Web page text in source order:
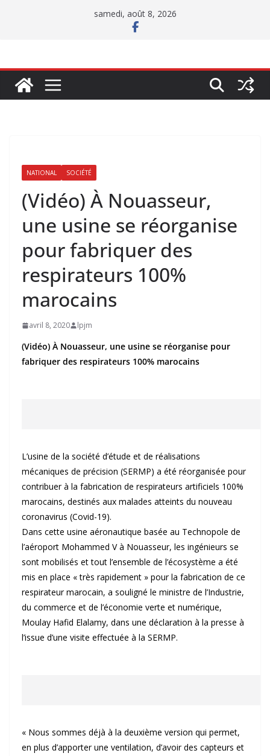
samedi, août 8, 2026
NATIONAL SOCIÉTÉ
(Vidéo) À Nouasseur,
une usine se réorganise
pour fabriquer des
respirateurs 100%
marocains
avril 8, 2020 lpjm
(Vidéo) À Nouasseur, une usine se réorganise pour
fabriquer des respirateurs 100% marocains
L’usine de la société d’étude et de réalisations
mécaniques de précision (SERMP) a été réorganisée pour
contribuer à la fabrication de respirateurs artificiels 100%
marocains, destinés aux malades atteints du nouveau
coronavirus (Covid-19).
Dans cette usine aéronautique basée au Technopole de
l’aéroport Mohammed V à Nouasseur, les ingénieurs se
sont mobilisés et tout l’ensemble de l’écosystème a été
mis en place « très rapidement » pour la fabrication de ce
respirateur marocain, a souligné le ministre de l’Industrie,
du commerce et de l’économie verte et numérique,
Moulay Hafid Elalamy, dans une déclaration à la presse à
l’issue d’une visite effectuée à la SERMP.
« Nous sommes déjà à la deuxième version qui permet,
en plus d’apporter une ventilation, d’avoir des capteurs et